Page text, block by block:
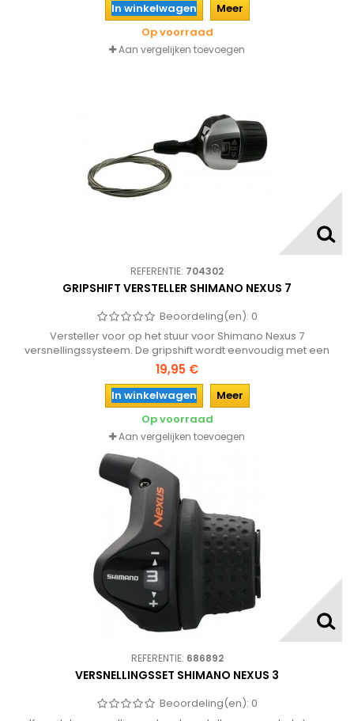
In winkelwagen
Meer
Op voorraad
Aan vergelijken toevoegen
REFERENTIE: 704302
GRIPSHIFT VERSTELLER SHIMANO NEXUS 7
Beoordeling(en): 0
Versteller voor op het stuur voor Shimano Nexus 7
versnellingssysteem. De gripshift wordt eenvoudig met een
inbusbout op het stuur van de fiets gemonteerd en heeft een
helder glaasje met de versnelling waarin de fiets staat.
19,95 €
In winkelwagen
Meer
Op voorraad
Aan vergelijken toevoegen
REFERENTIE: 686892
VERSNELLINGSSET SHIMANO NEXUS 3
Beoordeling(en): 0